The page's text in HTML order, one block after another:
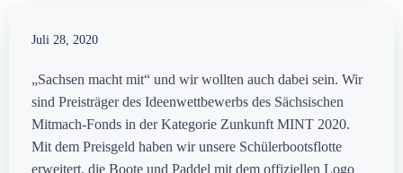
Juli 28, 2020
„Sachsen macht mit“ und wir wollten auch dabei sein. Wir
sind Preisträger des Ideenwettbewerbs des Sächsischen
Mitmach-Fonds in der Kategorie Zunkunft MINT 2020.
Mit dem Preisgeld haben wir unsere Schülerbootsflotte
erweitert, die Boote und Paddel mit dem offiziellen Logo